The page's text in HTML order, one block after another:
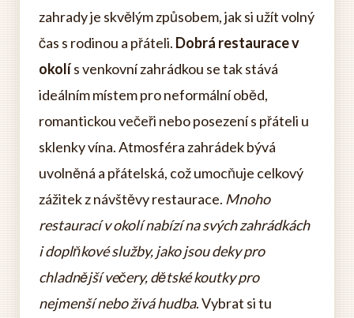
zahrady je skvělým způsobem, jak si užít volný
čas s rodinou a přáteli. Dobrá restaurace v
okolís venkovní zahrádkou se tak stává
ideálním místem pro neformální oběd,
romantickou večeři nebo posezení s přáteli u
sklenky vína. Atmosféra zahrádek bývá
uvolněná a přátelská, což umocňuje celkový
zážitek z návštěvy restaurace. Mnoho
restaurací v okolí nabízí na svých zahrádkách
i doplňkové služby, jako jsou deky pro
chladnější večery, dětské koutky pro
nejmenší nebo živá hudba. Vybrat si tu